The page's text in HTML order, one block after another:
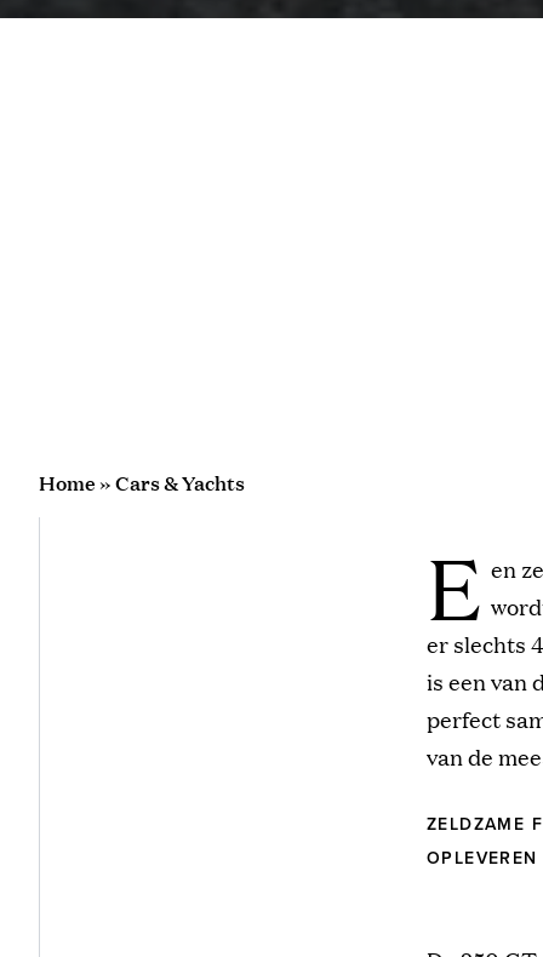
Home»Cars & Yachts
E en
er slechts
is een van
perfect
van de
ZELDZAME